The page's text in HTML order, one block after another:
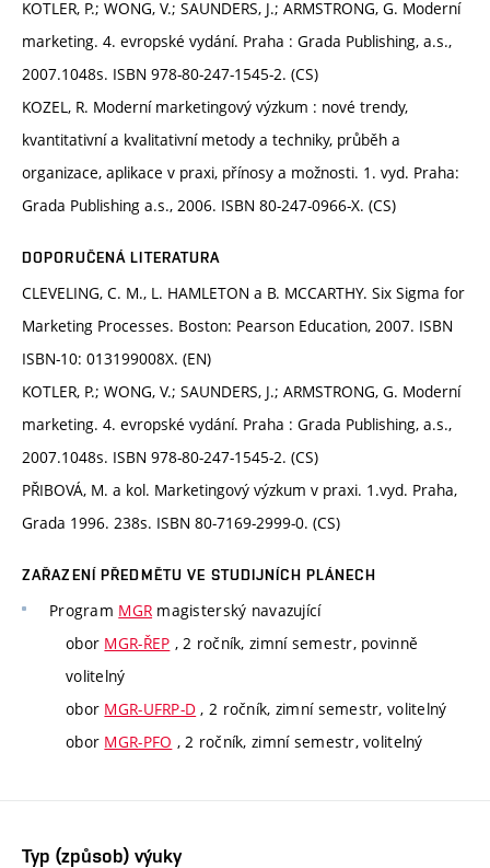
KOTLER, P.; WONG, V.; SAUNDERS, J.; ARMSTRONG, G. Moderní
marketing. 4. evropské vydání. Praha : Grada Publishing, a.s.,
2007.1048s. ISBN 978-80-247-1545-2. (CS)
KOZEL, R. Moderní marketingový výzkum : nové trendy,
kvantitativní a kvalitativní metody a techniky, průběh a
organizace, aplikace v praxi, přínosy a možnosti. 1. vyd. Praha:
Grada Publishing a.s., 2006. ISBN 80-247-0966-X. (CS)
DOPORUČENÁ LITERATURA
CLEVELING, C. M., L. HAMLETON a B. MCCARTHY. Six Sigma for
Marketing Processes. Boston: Pearson Education, 2007. ISBN
ISBN-10: 013199008X. (EN)
KOTLER, P.; WONG, V.; SAUNDERS, J.; ARMSTRONG, G. Moderní
marketing. 4. evropské vydání. Praha : Grada Publishing, a.s.,
2007.1048s. ISBN 978-80-247-1545-2. (CS)
PŘIBOVÁ, M. a kol. Marketingový výzkum v praxi. 1.vyd. Praha,
Grada 1996. 238s. ISBN 80-7169-2999-0. (CS)
ZAŘAZENÍ PŘEDMĚTU VE STUDIJNÍCH PLÁNECH
Program MGR magisterský navazující
obor MGR-ŘEP , 2 ročník, zimní semestr, povinně
volitelný
obor MGR-UFRP-D , 2 ročník, zimní semestr, volitelný
obor MGR-PFO , 2 ročník, zimní semestr, volitelný
Typ (způsob) výuky